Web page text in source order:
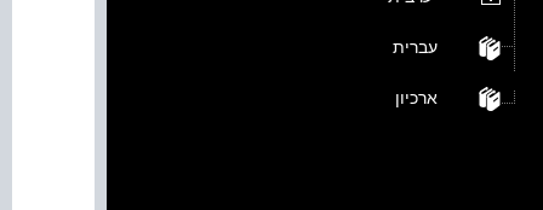
עברית
ארכיון